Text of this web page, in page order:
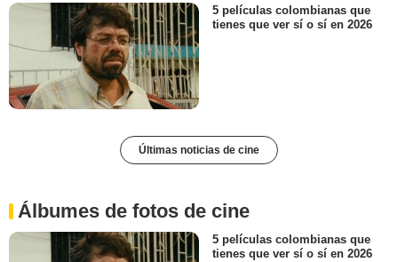
5 películas colombianas que
tienes que ver sí o sí en 2026
Últimas noticias de cine
Álbumes de fotos de cine
5 películas colombianas que
tienes que ver sí o sí en 2026